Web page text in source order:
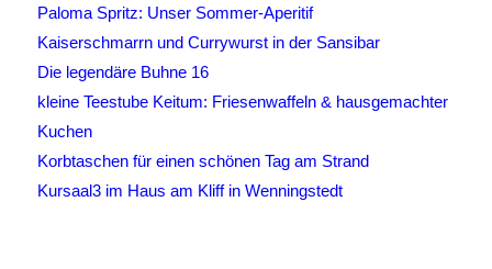
Paloma Spritz: Unser Sommer-Aperitif
Kaiserschmarrn und Currywurst in der Sansibar
Die legendäre Buhne 16
kleine Teestube Keitum: Friesenwaffeln & hausgemachter
Kuchen
Korbtaschen für einen schönen Tag am Strand
Kursaal3 im Haus am Kliff in Wenningstedt